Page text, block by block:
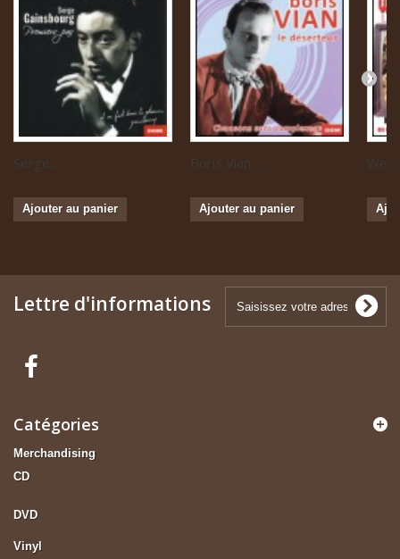
Serge...
Ajouter au panier
Boris Vian...
Ajouter au panier
Lettre d'informations
Catégories
Merchandising
CD
DVD
Vinyl